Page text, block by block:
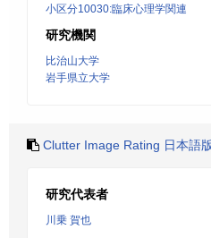
小区分10030:臨床心理学関連
研究機関
比治山大学
岩手県立大学
Clutter Image Rating 日本語
研究代表者
川乗 賀也